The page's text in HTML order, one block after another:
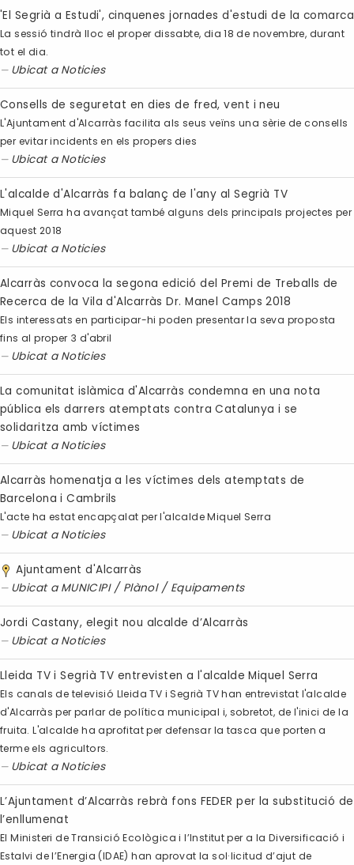
'El Segrià a Estudi', cinquenes jornades d'estudi de la comarca
La sessió tindrà lloc el proper dissabte, dia 18 de novembre, durant
tot el dia.
Ubicat a Noticies
Consells de seguretat en dies de fred, vent i neu
L'Ajuntament d'Alcarràs facilita als seus veïns una sèrie de consells
per evitar incidents en els propers dies
Ubicat a Noticies
L'alcalde d'Alcarràs fa balanç de l'any al Segrià TV
Miquel Serra ha avançat també alguns dels principals projectes per
aquest 2018
Ubicat a Noticies
Alcarràs convoca la segona edició del Premi de Treballs de
Recerca de la Vila d'Alcarràs Dr. Manel Camps 2018
Els interessats en participar-hi poden presentar la seva proposta
fins al proper 3 d'abril
Ubicat a Noticies
La comunitat islàmica d'Alcarràs condemna en una nota
pública els darrers atemptats contra Catalunya i se
solidaritza amb víctimes
Ubicat a Noticies
Alcarràs homenatja a les víctimes dels atemptats de
Barcelona i Cambrils
L'acte ha estat encapçalat per l'alcalde Miquel Serra
Ubicat a Noticies
Ajuntament d'Alcarràs
Ubicat a MUNICIPI / Plànol / Equipaments
Jordi Castany, elegit nou alcalde d’Alcarràs
Ubicat a Noticies
Lleida TV i Segrià TV entrevisten a l'alcalde Miquel Serra
Els canals de televisió Lleida TV i Segrià TV han entrevistat l'alcalde
d'Alcarràs per parlar de política municipal i, sobretot, de l'inici de la
fruita. L'alcalde ha aprofitat per defensar la tasca que porten a
terme els agricultors.
Ubicat a Noticies
L’Ajuntament d’Alcarràs rebrà fons FEDER per la substitució de
l’enllumenat
El Ministeri de Transició Ecològica i l’Institut per a la Diversificació i
Estalvi de l’Energia (IDAE) han aprovat la sol·licitud d’ajut de